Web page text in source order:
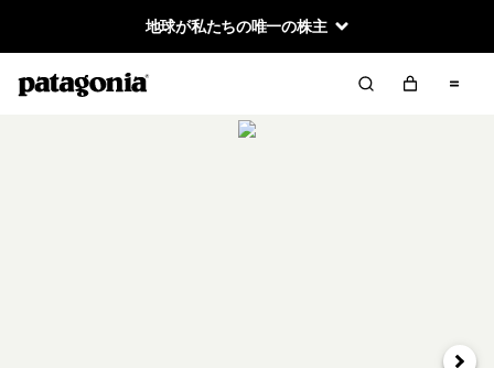
地球が私たちの唯一の株主
次へ